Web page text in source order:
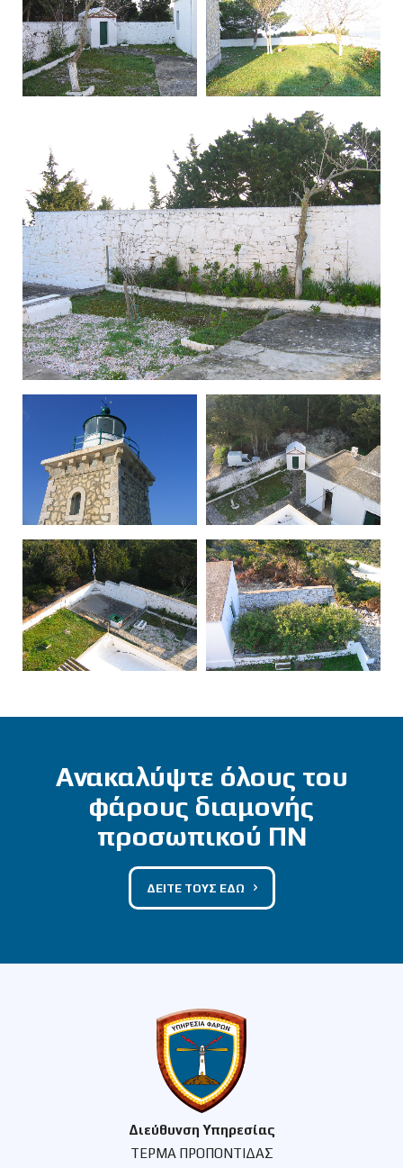
Ανακαλύψτε όλους του
φάρους διαμονής
προσωπικού ΠΝ
ΔΕΙΤΕ ΤΟΥΣ ΕΔΩ
Διεύθυνση Υπηρεσίας
ΤΕΡΜΑ ΠΡΟΠΟΝΤΙΔΑΣ